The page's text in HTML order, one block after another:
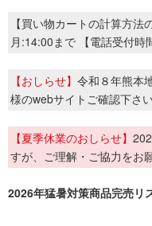
【買い物カートの計算方
月:14:00まで 【電話受付
【おしらせ】 令和８年熊本
様のwebサイトご確認下さい
【夏季休業のおしらせ】
すが、ご理解・ご協力をお
2026年猛暑対策商品完売リ